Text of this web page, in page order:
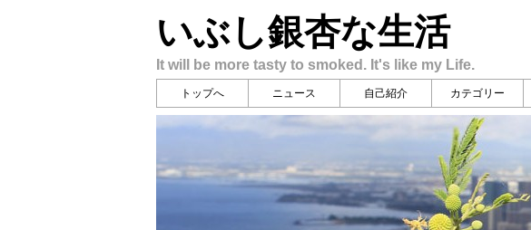
いぶし銀杏な生活
It will be more tasty to smoked. It's like my Life.
トップへ ニュース 自己紹介 カテゴリー